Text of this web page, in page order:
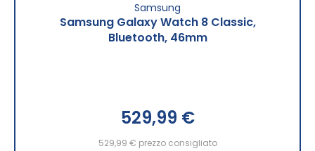
Samsung
Samsung Galaxy Watch 8 Classic,
Bluetooth, 46mm
529,99 €
529,99 € prezzo consigliato